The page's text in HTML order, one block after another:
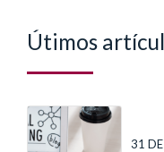
Útimos
31